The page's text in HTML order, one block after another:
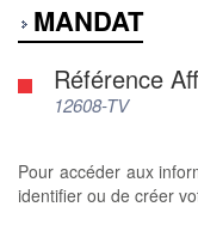
MANDAT
Référence
12608-TV
Pour accéder aux
identifier ou de créer